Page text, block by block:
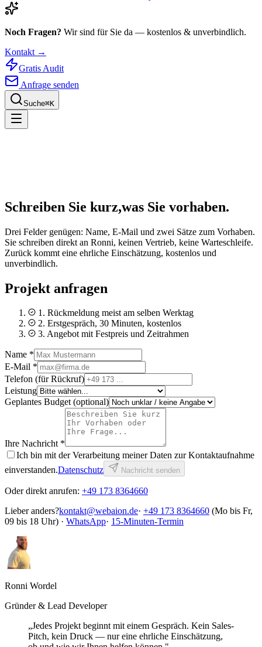
Noch Fragen? Wir sind für Sie da — kostenlos & unverbindlich.
Kontakt →
Gratis Audit
Anfrage senden
Suche⌘K
Schreiben Sie kurz,was Sie vorhaben.
Drei Felder genügen: Name, E-Mail und zwei Sätze zum Vorhaben.
Sie schreiben direkt an Ronni, keinen Vertrieb, keine Warteschleife.
Zurück kommt eine ehrliche Einschätzung, kostenlos und
unverbindlich.
Projekt anfragen
1. Rückmeldung meist am selben Werktag
2. Erstgespräch, 30 Minuten, kostenlos
3. Angebot mit Festpreis und Zeitrahmen
Name *
E-Mail *
Telefon (für Rückruf)
Leistung
Geplantes Budget (optional)
Ihre Nachricht *
Ich bin mit der Verarbeitung meiner Daten zur Kontaktaufnahme
einverstanden.Datenschutz Nachricht senden
Oder direkt anrufen: +49 173 8364660
Lieber anders?kontakt@webaion.de· +49 173 8364660 (Mo bis Fr,
09 bis 18 Uhr) · WhatsApp· 15-Minuten-Termin
Ronni Wordel
Gründer & Lead Developer
„Jedes Projekt beginnt mit einem Gespräch. Kein Sales-
Pitch, kein Druck — nur eine ehrliche Einschätzung,